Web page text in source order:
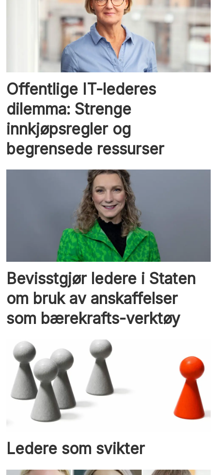
Offentlige IT-lederes
dilemma: Strenge
innkjøpsregler og
begrensede ressurser
Bevisstgjør ledere i Staten
om bruk av anskaffelser
som bærekrafts-verktøy
Ledere som svikter